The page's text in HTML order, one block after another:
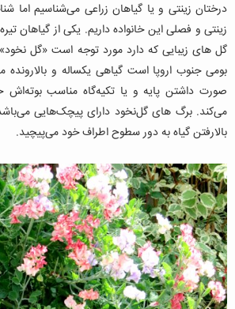
درختان زینتی و یا گیاهان زراعی می‌شناسیم اما
زینتی و فصلی این خانواده داریم. یکی از گیاهان
گل های زیبایی که دارد مورد توجه است «گل
بومی جنوب اروپا است گیاهی یکساله و
می‌کند. برگ های گل‌نخود دارای پیچک‌هایی
بالارفتن گیاه به دور سطوح اطراف خود می‌پیچید.